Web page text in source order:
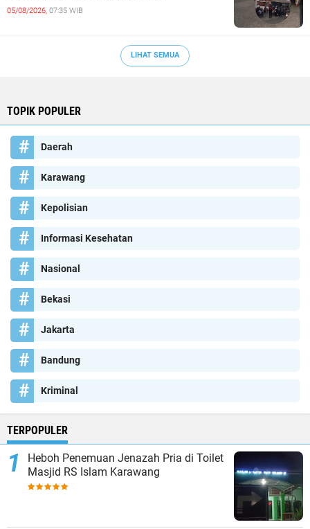
05/08/2026, 07:35 WIB
LIHAT SEMUA
TOPIK POPULER
Daerah
Karawang
Kepolisian
Informasi Kesehatan
Nasional
Bekasi
Jakarta
Bandung
Kriminal
TERPOPULER
Heboh Penemuan Jenazah Pria di Toilet
Masjid RS Islam Karawang